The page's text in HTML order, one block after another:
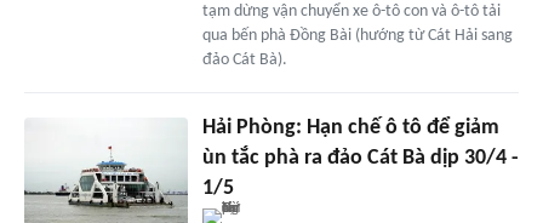
tạm dừng vận chuyển xe ô-tô con và ô-tô tải
qua bến phà Đồng Bài (hướng từ Cát Hải sang
đảo Cát Bà).
Hải Phòng: Hạn chế ô tô để giảm
ùn tắc phà ra đảo Cát Bà dịp 30/4 -
1/5